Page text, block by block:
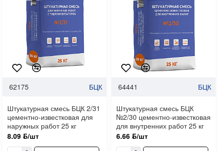
62175 БЦК
Штукатурная смесь БЦК 2/31
цементно-известковая для
наружных работ 25 кг
8.09 ƃ/шт
64441 БЦК
Штукатурная смесь БЦК
№2/30 цементно-известковая
для внутренних работ 25 кг
6.66 ƃ/шт